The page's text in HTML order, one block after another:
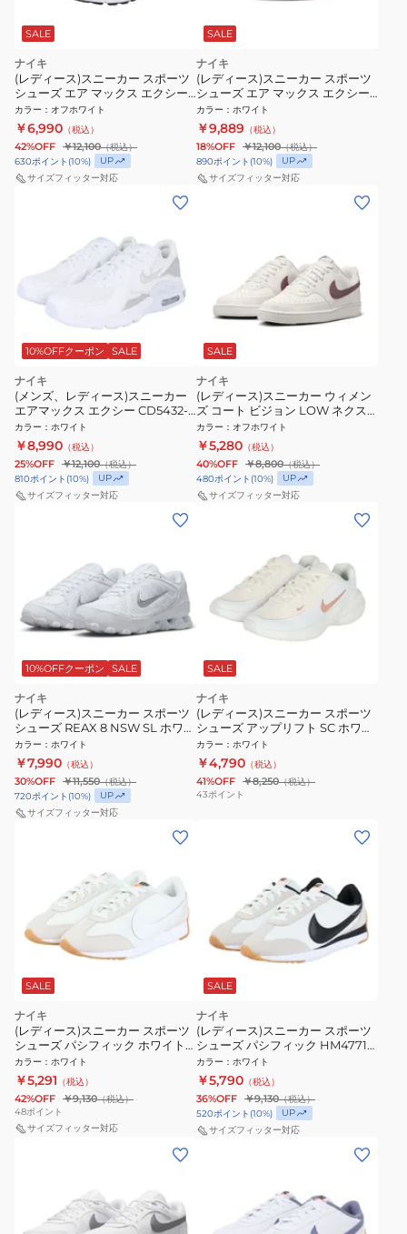
SALE
ナイキ
(レディース)スニーカー スポーツ
シューズ エア マックス エクシー
オフホワイト CD5432-153 カジュ
アル シューズ スポーツ
カラー ： オフホワイト
￥6,990 （税込）
42%OFF ￥12,100（税込）
630ポイント (10%)
UP
サイズフィッター対応
SALE
ナイキ
(レディース)スニーカー スポーツ
シューズ エア マックス エクシー
ホワイト CD5432-148 カジュアル
シューズ
カラー ： ホワイト
￥9,889 （税込）
18%OFF ￥12,100（税込）
890ポイント (10%)
UP
サイズフィッター対応
10%OFFクーポン SALE
ナイキ
(メンズ、レディース)スニーカー
エアマックス エクシー CD5432-
121 スポーツ カジュアル タウン ラ
ンニング 厚底 通勤 通学
カラー ： ホワイト
￥8,990 （税込）
25%OFF ￥12,100（税込）
810ポイント (10%)
UP
サイズフィッター対応
SALE
ナイキ
(レディース)スニーカー ウィメン
ズ コート ビジョン LOW ネクス
ト ネイチャー オフホワイト
DH3158-012
カラー ： オフホワイト
￥5,280 （税込）
40%OFF ￥8,800（税込）
480ポイント (10%)
UP
サイズフィッター対応
10%OFFクーポン SALE
ナイキ
(レディース)スニーカー スポーツ
シューズ REAX 8 NSW SL ホワイ
ト IR1458-102
カラー ： ホワイト
￥7,990 （税込）
30%OFF ￥11,550（税込）
720ポイント (10%)
UP
サイズフィッター対応
SALE
ナイキ
(レディース)スニーカー スポーツ
シューズ アップリフト SC ホワイ
ト IB2766-103 スポーツ カジュア
ル シューズ
カラー ： ホワイト
￥4,790 （税込）
41%OFF ￥8,250（税込）
43ポイント
SALE
ナイキ
(レディース)スニーカー スポーツ
シューズ パシフィック ホワイト
HM4771-103 スポーツ カジュア
ルシューズ 耐久性
カラー ： ホワイト
￥5,291 （税込）
42%OFF ￥9,130（税込）
48ポイント
サイズフィッター対応
SALE
ナイキ
(レディース)スニーカー スポーツ
シューズ パシフィック HM4771-
105
カラー ： ホワイト
￥5,790 （税込）
36%OFF ￥9,130（税込）
520ポイント (10%)
UP
サイズフィッター対応